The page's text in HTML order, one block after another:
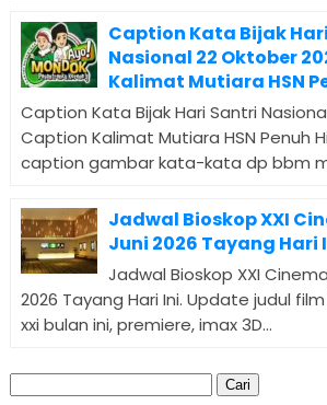
Caption Kata Bijak
Nasional 22 Oktober
Kalimat Mutiara HSN
Caption Kata Bijak Hari Santri
Caption Kalimat Mutiara HSN Penuh
caption gambar kata-kata dp bbm
Jadwal Bioskop XXI
Juni 2026 Tayang Hari
Jadwal Bioskop XXI
2026 Tayang Hari Ini. Update judul
xxi bulan ini, premiere, imax 3D...
Cari